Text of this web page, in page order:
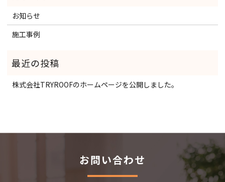
お知らせ
施工事例
株式会社TRYROOFのホームページを公開しました。
お問い合わせ